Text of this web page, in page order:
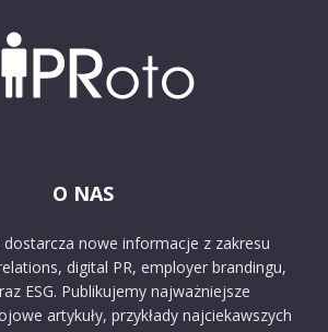
O NAS
dostarcza nowe informacje z zakresu
digital PR, employer brandingu,
ESG. Publikujemy najważniejsze
artykuły, przykłady najciekawszych